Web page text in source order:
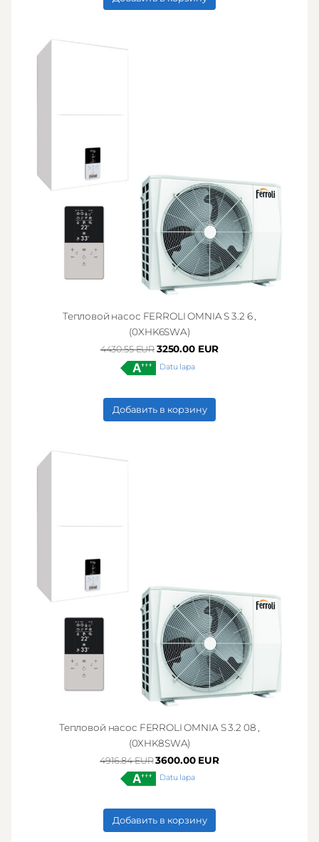
Тепловой насос FERROLI OMNIA S 3.2 6 ,
(0XHK6SWA)
4430.55 EUR 3250.00 EUR
Datu lapa
Добавить в корзину
Тепловой насос FERROLI OMNIA S 3.2 08 ,
(0XHK8SWA)
4916.84 EUR3600.00 EUR
Datu lapa
Добавить в корзину